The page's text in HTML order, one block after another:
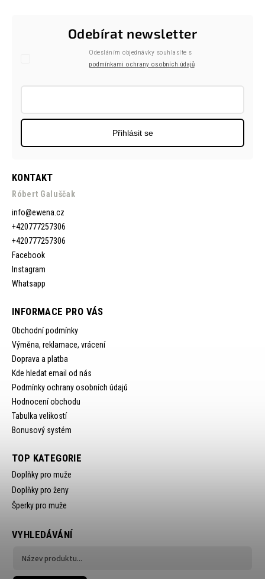
KONTAKT
Róbert Galuščak
info@ewena.cz
+420777257306
+420777257306
Facebook
Instagram
Whatsapp
INFORMACE PRO VÁS
Obchodní podmínky
Výměna, reklamace, vrácení
Doprava a platba
Kde hledat email od nás
Podmínky ochrany osobních údajů
Hodnocení obchodu
Tabulka velikostí
Bonusový systém
Odebírat newsletter
Odesláním objednávky souhlasíte s
podmínkami ochrany osobních údajů
Přihlásit se
TOP KATEGORIE
Doplňky pro muže
Doplňky pro ženy
Šperky pro muže
VYHLEDÁVÁNÍ